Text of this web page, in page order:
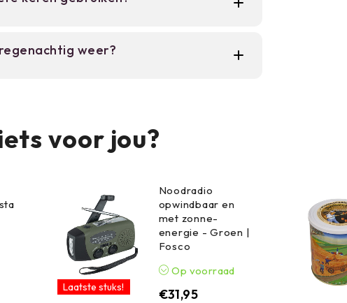
zonlicht.weer?
voor jou?
Laatste stuks!
Noodradio
opwindbaar en
met zonne-
energie - Groen |
Fosco
Op voorraad
€31,95